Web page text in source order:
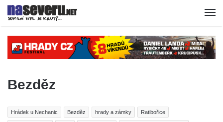
Bezděz
Hrádek u Nechanic Bezděz hrady a zámky Ratibořice